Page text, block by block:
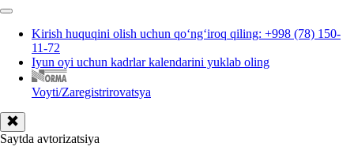
Kirish huquqini olish uchun qoʻngʻiroq qiling: +998 (78) 150-
11-72
Iyun oyi uchun kadrlar kalendarini yuklab oling
Voyti/Zaregistrirovatsya
Saytda avtorizatsiya